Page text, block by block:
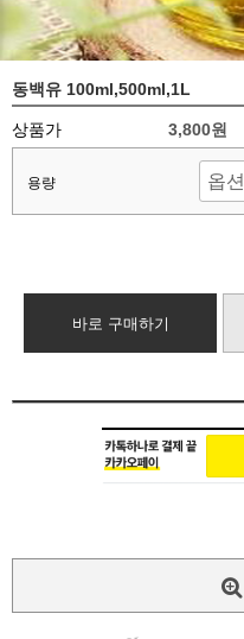
동백유 100ml,500ml,1L
상품가 3,800원
용량
바로 구매하기